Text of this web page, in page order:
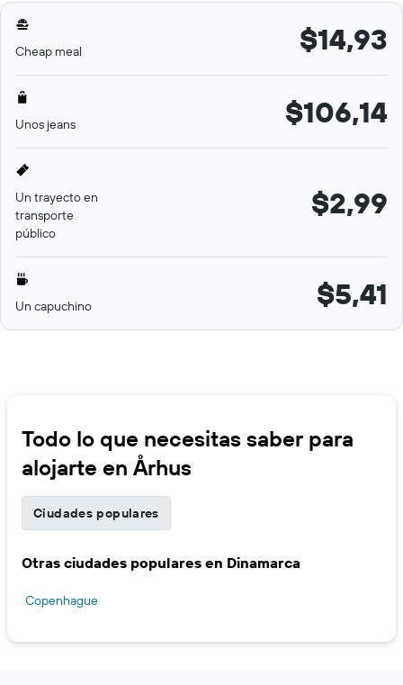
Cheap meal $14,93
Unos jeans $106,14
Un trayecto en
transporte
público
$2,99
Un capuchino $5,41
Todo lo que necesitas saber para
alojarte en Århus
Ciudades populares
Otras ciudades populares en Dinamarca
Copenhague